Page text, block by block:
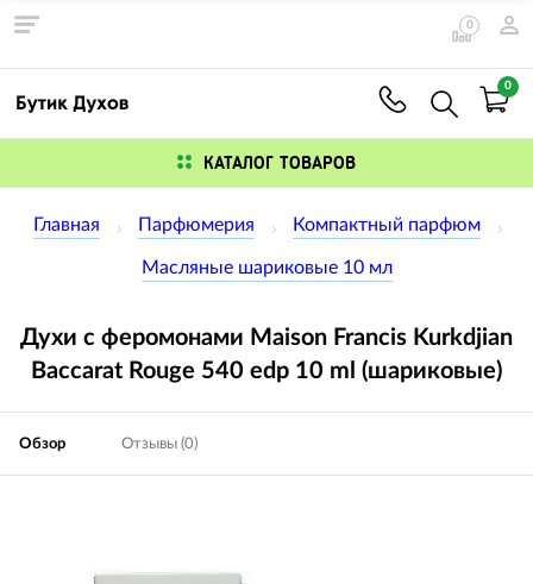
0
0
КАТАЛОГ ТОВАРОВ
Главная Парфюмерия Компактный парфюм
Масляные шариковые 10 мл
Духи с феромонами Maison Francis Kurkdjian
Baccarat Rouge 540 edp 10 ml (шариковые)
Обзор Отзывы (0)